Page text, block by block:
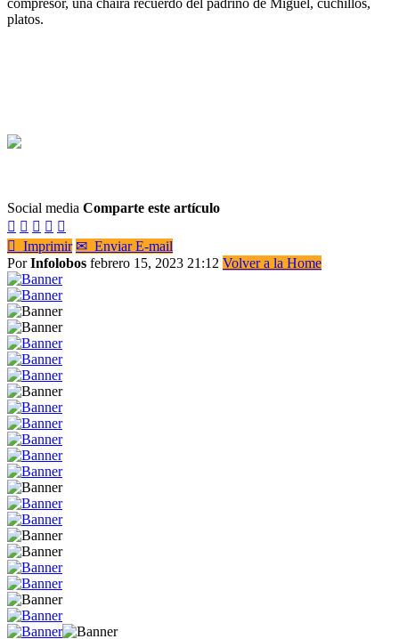
platos.
Social media Comparte este artículo
    
 Imprimir ✉ Enviar E-mail
PorInfolobos febrero 15, 2023 21:12 Volver a la Home